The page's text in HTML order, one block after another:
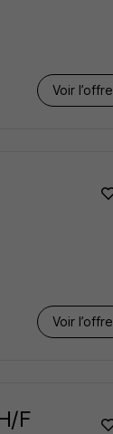
Voir l’offre
Voir l’offre
F